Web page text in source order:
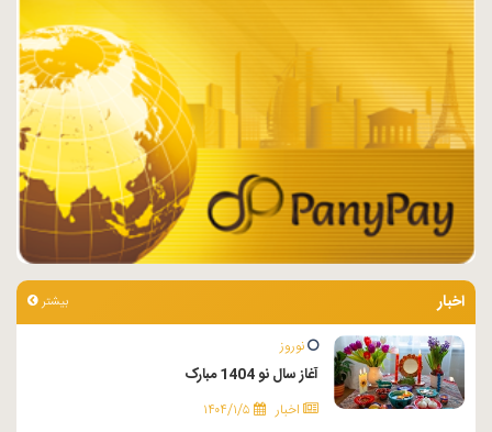
اخبار بیشتر
نوروز
آغاز سال نو 1404 مبارک
اخبار ۱۴۰۴/۱/۵